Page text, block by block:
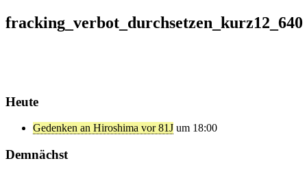
fracking_verbot_durchsetzen_kurz12_640
Heute
Gedenken an Hiroshima vor 81J um 18:00
Demnächst